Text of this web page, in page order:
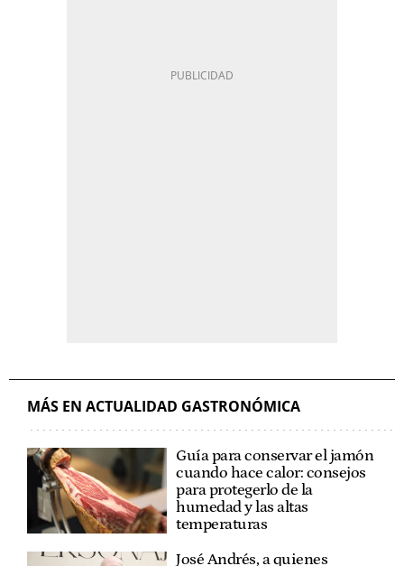
MÁS EN ACTUALIDAD GASTRONÓMICA
Guía para conservar el jamón
cuando hace calor: consejos
para protegerlo de la
humedad y las altas
temperaturas
José Andrés, a quienes